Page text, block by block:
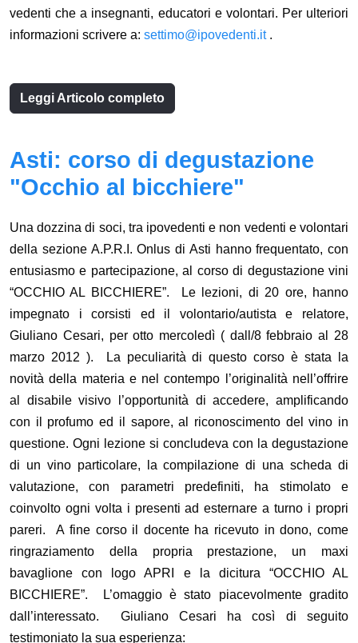
vedenti che a insegnanti, educatori e volontari. Per ulteriori
informazioni scrivere a: settimo@ipovedenti.it.
Leggi Articolo completo
Asti: corso di degustazione
"Occhio al bicchiere"
Una dozzina di soci, tra ipovedenti e non vedenti e volontari
della sezione A.P.R.I. Onlus di Asti hanno frequentato, con
entusiasmo e partecipazione, al corso di degustazione vini
“OCCHIO AL BICCHIERE”. Le lezioni, di 20 ore, hanno
impegnato i corsisti ed il volontario/autista e relatore,
Giuliano Cesari, per otto mercoledì ( dall/8 febbraio al 28
marzo 2012 ). La peculiarità di questo corso è stata la
novità della materia e nel contempo l’originalità nell’offrire
al disabile visivo l’opportunità di accedere, amplificando
con il profumo ed il sapore, al riconoscimento del vino in
questione. Ogni lezione si concludeva con la degustazione
di un vino particolare, la compilazione di una scheda di
valutazione, con parametri predefiniti, ha stimolato e
coinvolto ogni volta i presenti ad esternare a turno i propri
pareri. A fine corso il docente ha ricevuto in dono, come
ringraziamento della propria prestazione, un maxi
bavaglione con logo APRI e la dicitura “OCCHIO AL
BICCHIERE”. L’omaggio è stato piacevolmente gradito
dall’interessato. Giuliano Cesari ha così di seguito
testimoniato la sua esperienza: